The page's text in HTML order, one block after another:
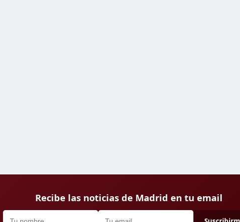
Recibe las noticias de Madrid en tu email